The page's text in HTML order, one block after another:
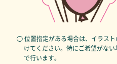
◯ 位置指定がある場合は、イラス
けてください。特にご希望がな
で行います。